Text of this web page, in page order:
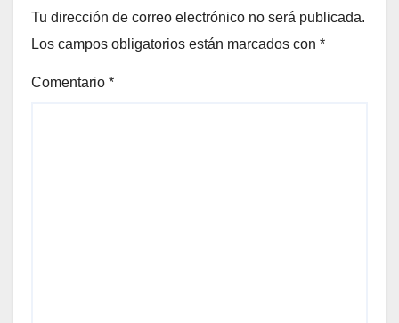
Tu dirección de correo electrónico no será publicada.
Los campos obligatorios están marcados con *
Comentario *